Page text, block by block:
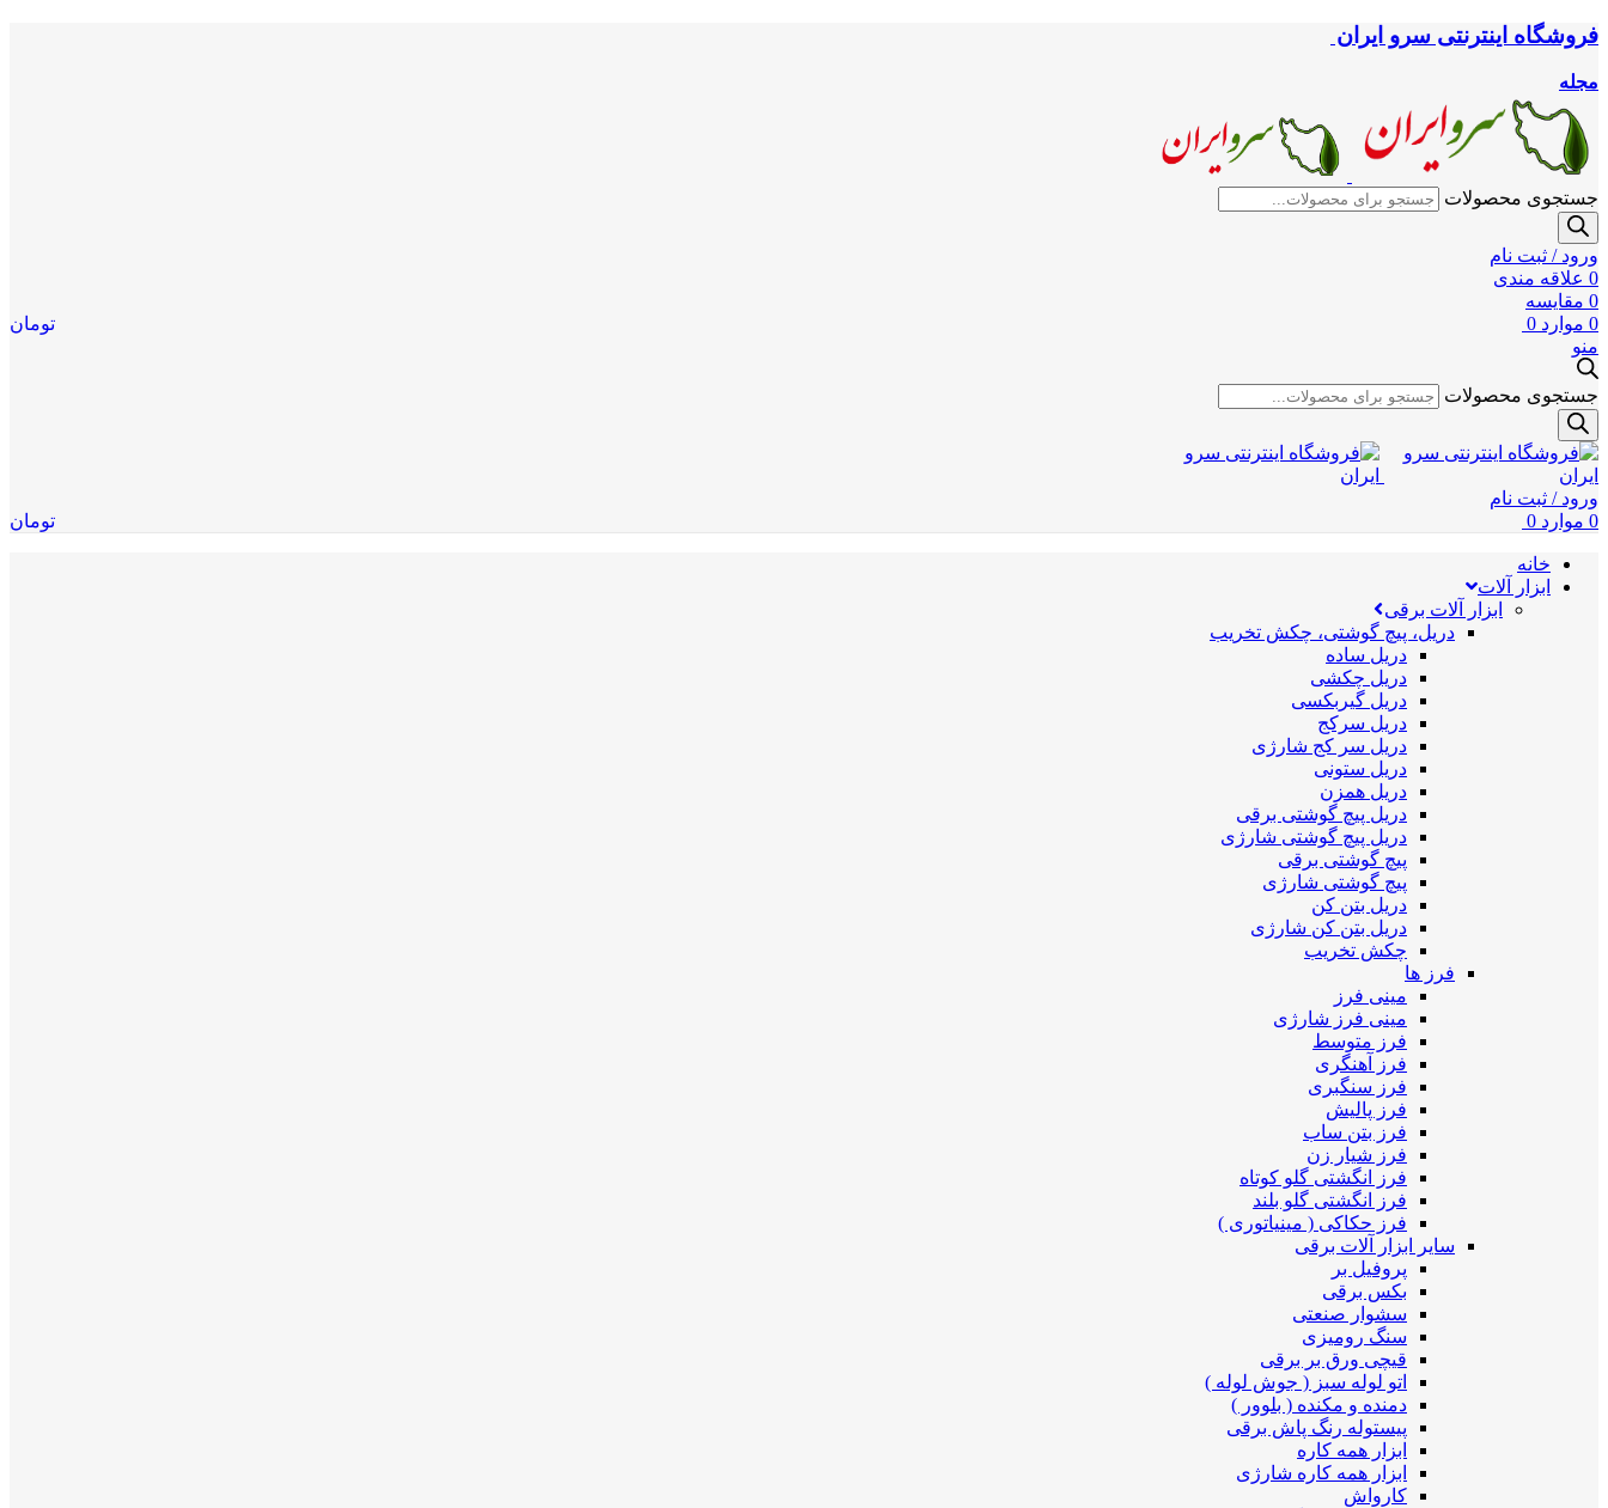
فروشگاه اینترنتی سرو ایران
مجله
جستجوی محصولات
ورود / ثبت نام
0 علاقه مندی
0 مقایسه
0 موارد 0
تومان
منو
جستجوی محصولات
ورود / ثبت نام
0 موارد 0 تومان
خانه
ابزار آلات
ابزار آلات برقی
دریل، پیچ گوشتی، چکش تخریب
دریل ساده
دریل چکشی
دریل گیربکسی
دریل سرکج
دریل سر کج شارژی
دریل ستونی
دریل همزن
دریل پیچ گوشتی برقی
دریل پیچ گوشتی شارژی
پیچ گوشتی برقی
پیچ گوشتی شارژی
دریل بتن کن
دریل بتن کن شارژی
چکش تخریب
فرز ها
مینی فرز
مینی فرز شارژی
فرز متوسط
فرز آهنگری
فرز سنگبری
فرز پالیش
فرز بتن ساب
فرز شیار زن
فرز انگشتی گلو کوتاه
فرز انگشتی گلو بلند
فرز حکاکی ( مینیاتوری )
سایر ابزار آلات برقی
پروفیل بر
بکس برقی
سشوار صنعتی
سنگ رومیزی
قیچی ورق بر برقی
اتو لوله سبز ( جوش لوله )
دمنده و مکنده ( بلوور )
پیستوله رنگ پاش برقی
ابزار همه کاره
ابزار همه کاره شارژی
کارواش